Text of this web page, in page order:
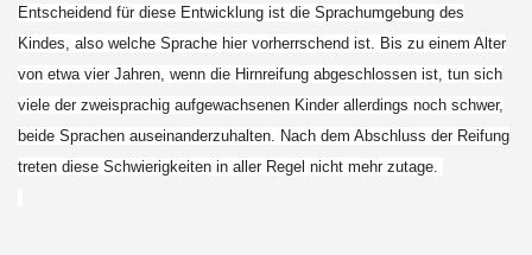
Entscheidend für diese Entwicklung ist die Sprachumgebung des
Kindes, also welche Sprache hier vorherrschend ist. Bis zu einem Alter
von etwa vier Jahren, wenn die Hirnreifung abgeschlossen ist, tun sich
viele der zweisprachig aufgewachsenen Kinder allerdings noch schwer,
beide Sprachen auseinanderzuhalten. Nach dem Abschluss der Reifung
treten diese Schwierigkeiten in aller Regel nicht mehr zutage.